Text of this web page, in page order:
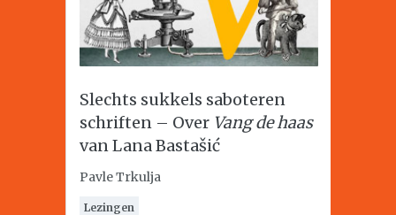
Slechts sukkels saboteren
schriften – Over Vang de haas
van Lana Bastašić
Pavle Trkulja
Lezingen